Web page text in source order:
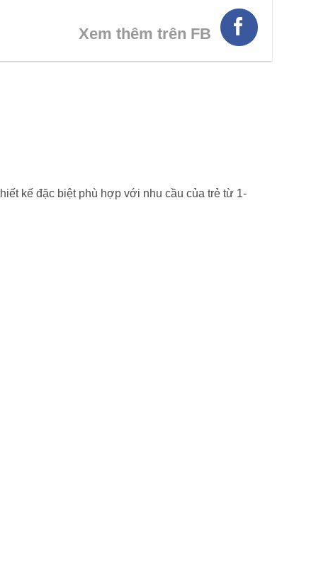
Xem thêm trên FB
kế đặc biệt phù hợp với nhu cầu của trẻ từ 1-